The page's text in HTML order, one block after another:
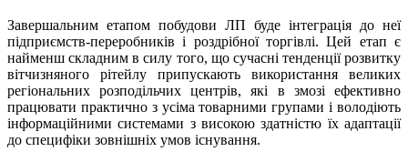
Завершальним етапом побудови ЛП буде інтеграція до неї
підприємств-переробників і роз­дрібної торгівлі. Цей етап є
найменш складним в силу того, що сучасні тенденції розвитку
вітчизняного рітейлу припускають використання великих
регіональних розподільчих центрів, які в змозі ефективно
працювати практично з усіма товарними групами і володіють
інформаційними системами з високою здатністю їх адаптації
до специфіки зовнішніх умов існування.